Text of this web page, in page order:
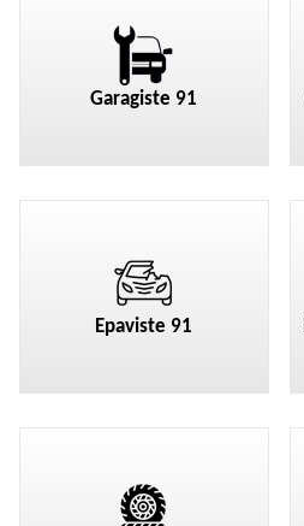
Garagiste 91
Epaviste 91